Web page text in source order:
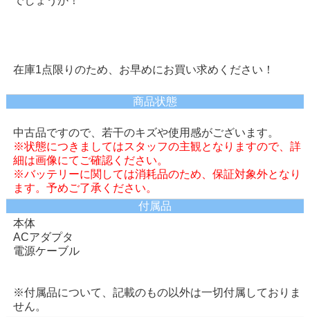
在庫1点限りのため、お早めにお買い求めください！
商品状態
中古品ですので、若干のキズや使用感がございます。
※状態につきましてはスタッフの主観となりますので、詳
細は画像にてご確認ください。
※バッテリーに関しては消耗品のため、保証対象外となり
ます。予めご了承ください。
付属品
本体
ACアダプタ
電源ケーブル
※付属品について、記載のもの以外は一切付属しておりま
せん。